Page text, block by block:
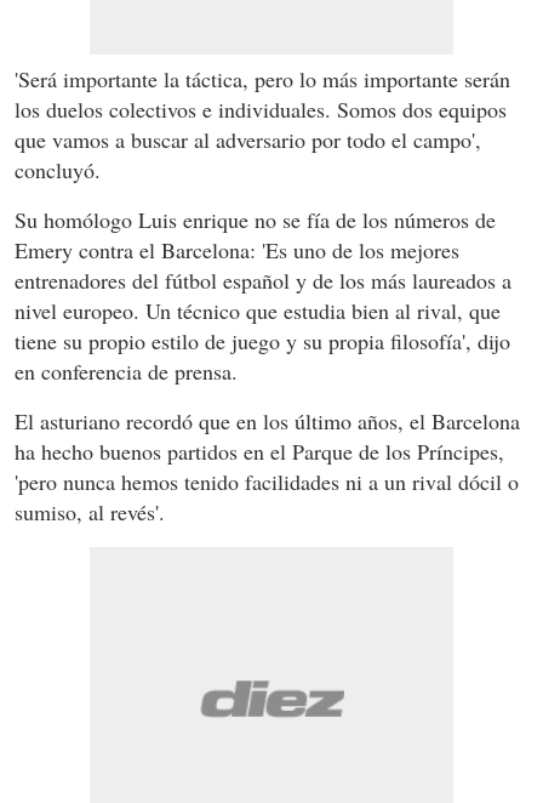
'Será importante la táctica, pero lo más importante serán
los duelos colectivos e individuales. Somos dos equipos
que vamos a buscar al adversario por todo el campo',
concluyó.
Su homólogo Luis enrique no se fía de los números de
Emery contra el Barcelona: 'Es uno de los mejores
entrenadores del fútbol español y de los más laureados a
nivel europeo. Un técnico que estudia bien al rival, que
tiene su propio estilo de juego y su propia filosofía', dijo
en conferencia de prensa.
El asturiano recordó que en los último años, el Barcelona
ha hecho buenos partidos en el Parque de los Príncipes,
'pero nunca hemos tenido facilidades ni a un rival dócil o
sumiso, al revés'.